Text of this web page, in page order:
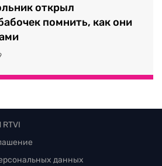
открыл
помнить, как они
данных